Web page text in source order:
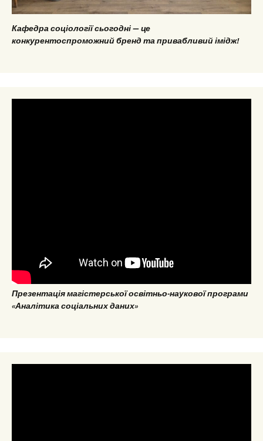
Кафедра соціології сьогодні — це
конкурентоспроможний бренд та привабливий імідж!
Презентація магістерської освітньо-наукової програми
«Аналітика соціальних даних»